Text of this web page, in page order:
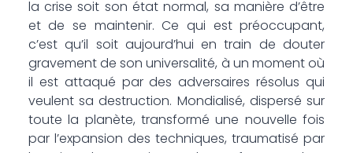
la crise soit son état normal, sa manière d’être
et de se maintenir. Ce qui est préoccupant,
c’est qu’il soit aujourd’hui en train de douter
gravement de son universalité, à un moment où
il est attaqué par des adversaires résolus qui
veulent sa destruction. Mondialisé, dispersé sur
toute la planète, transformé une nouvelle fois
par l’expansion des techniques, traumatisé par